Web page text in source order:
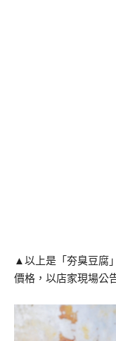
▲以上是「夯臭豆腐
價格，以店家現場公